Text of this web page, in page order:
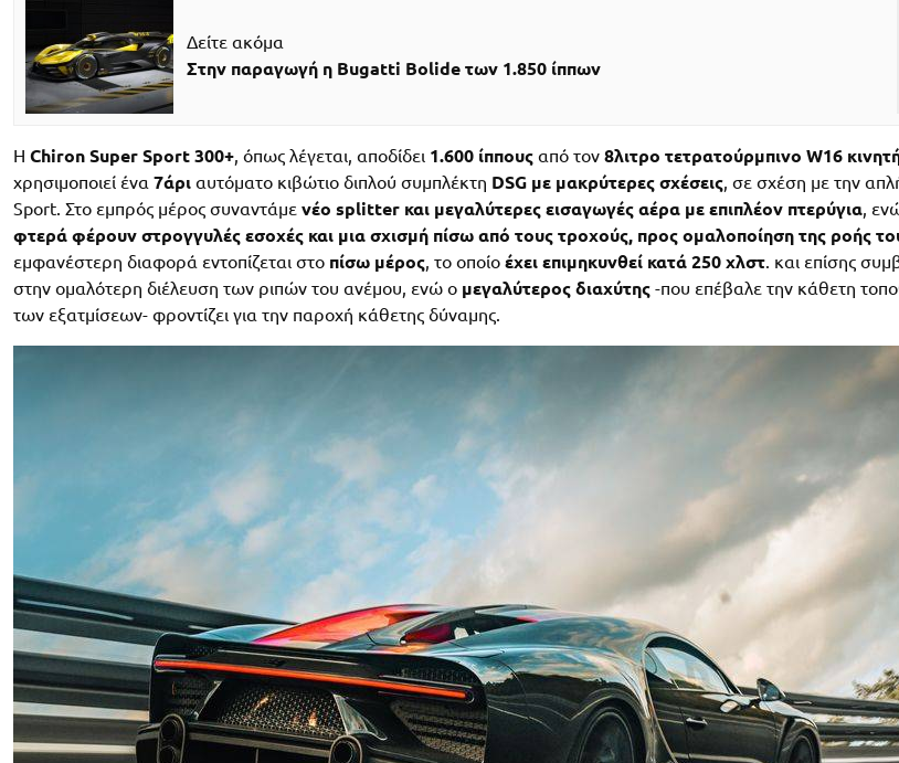
Δείτε ακόμα
Στην παραγωγή η Bugatti Bolide των 1.850 ίππων
Η Chiron Super Sport 300+, όπως λέγεται, αποδίδει 1.600 ίππους από τον 8λιτρο τετρατούρμπινο W16
χρησιμοποιεί ένα 7άρι αυτόματο κιβώτιο διπλού συμπλέκτη DSG με μακρύτερες σχέσεις, σε σχέση με την
Sport. Στο εμπρός μέρος συναντάμε νέο splitter και μεγαλύτερες εισαγωγές αέρα με επιπλέον πτερύγια,
φτερά φέρουν στρογγυλές εσοχές και μια σχισμή πίσω από τους τροχούς, προς ομαλοποίηση της ροής
εμφανέστερη διαφορά εντοπίζεται στο πίσω μέρος, το οποίο έχει επιμηκυνθεί κατά 250 χλστ. και επίσης
στην ομαλότερη διέλευση των ριπών του ανέμου, ενώ ο μεγαλύτερος διαχύτης -που επέβαλε την κάθετη
των εξατμίσεων- φροντίζει για την παροχή κάθετης δύναμης.